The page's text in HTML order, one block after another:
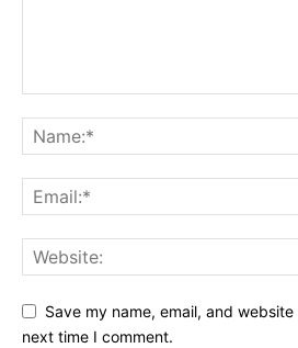
Save my name, email, and
next time I comment.